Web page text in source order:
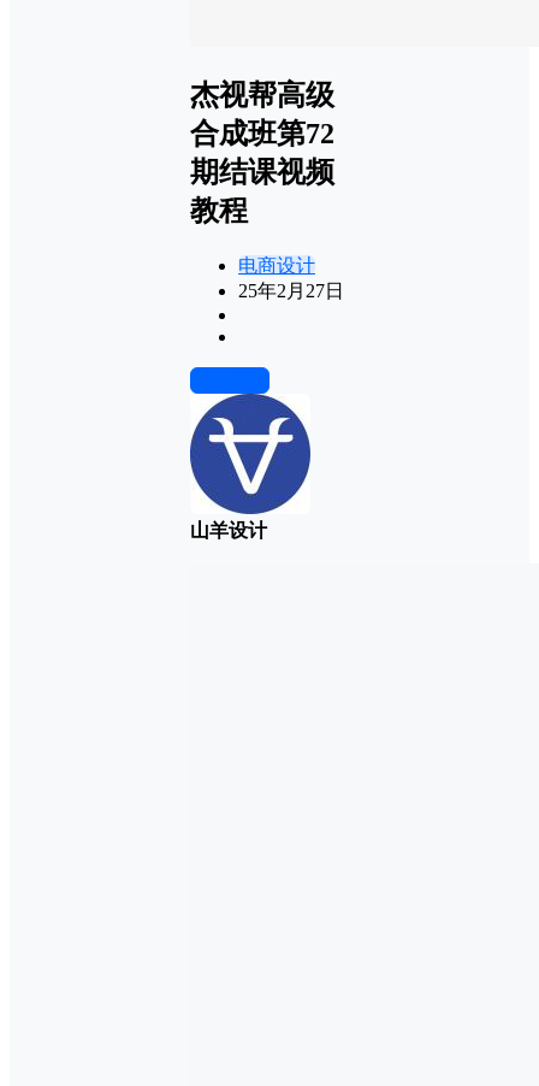
杰视帮高级
合成班第72
期结课视频
教程
电商设计
25年2月27日
山羊设计